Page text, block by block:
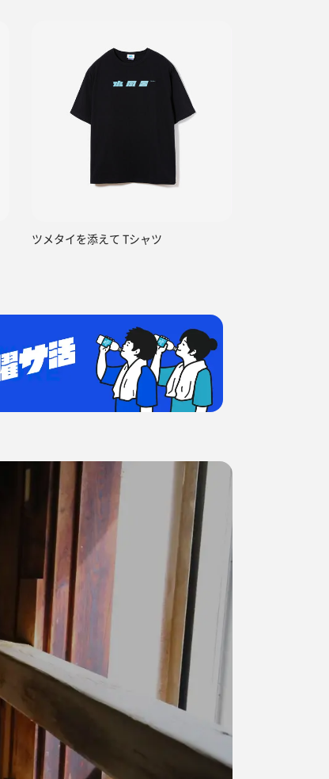
ツメタイを添えて Tシャツ